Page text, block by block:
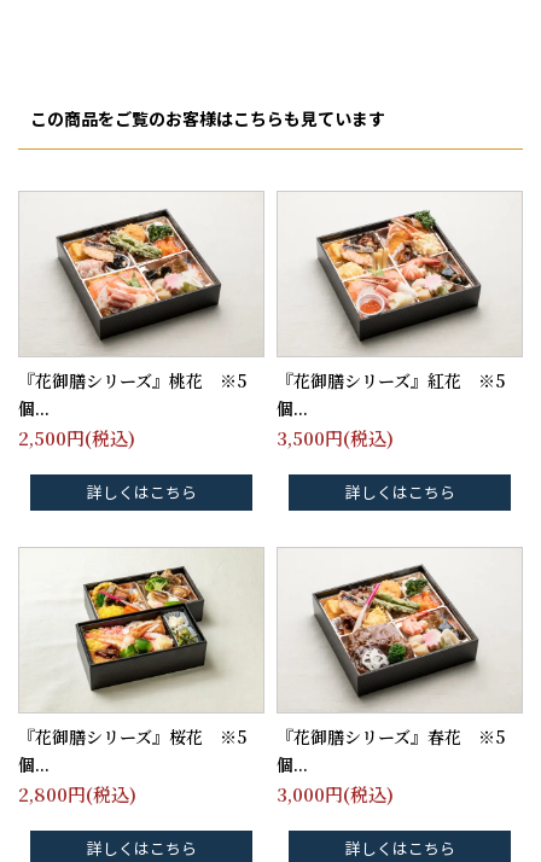
この商品をご覧のお客様はこちらも見ています
『花御膳シリーズ』桃花 ※5
個...
2,500円(税込)
詳しくはこちら
『花御膳シリーズ』紅花 ※5
個...
3,500円(税込)
詳しくはこちら
『花御膳シリーズ』桜花 ※5
個...
2,800円(税込)
詳しくはこちら
『花御膳シリーズ』春花 ※5
個...
3,000円(税込)
詳しくはこちら